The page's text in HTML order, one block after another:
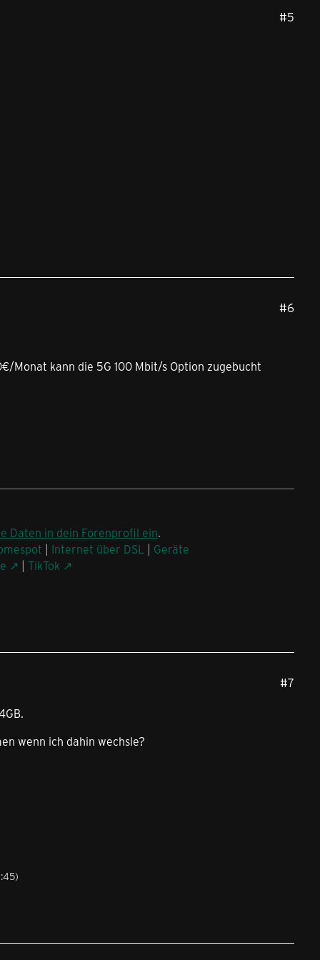
#5
#6
Monat kann die 5G 100 Mbit/s Option zugebucht
Daten in dein Forenprofil ein.
| Internet über DSL | Geräte
| TikTok
#7
wenn ich dahin wechsle?
)